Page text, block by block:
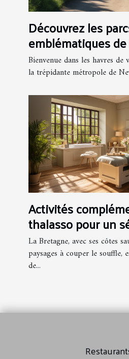
Découvrez les
emblématiques
une escapade
Bienvenue dans les havres
la trépidante métropole de
Activités
thalasso pour un
être en Bretagne
La Bretagne, avec ses côtes
paysages à couper le souffle,
de...